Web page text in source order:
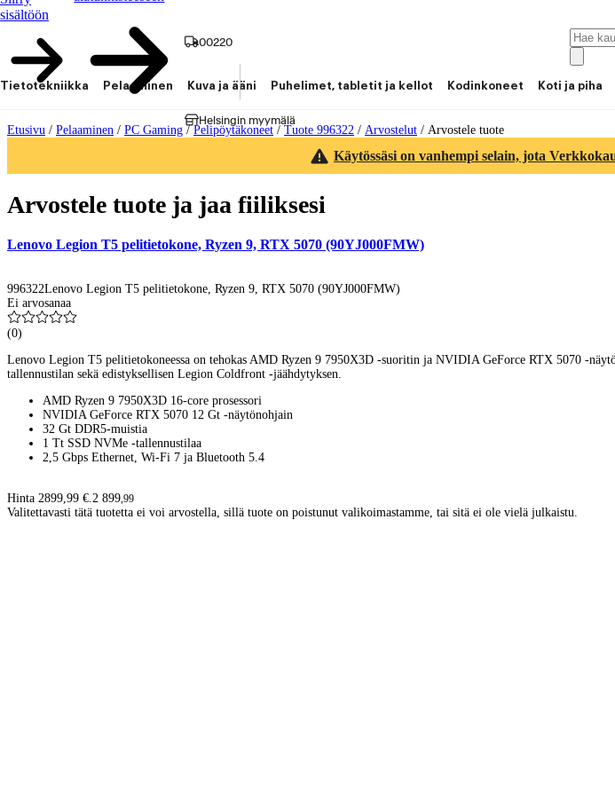
sisältöön
00220
Helsingin myymälä
Tietotekniikka Pelaaminen Kuva ja ääni Puhelimet, tabletit ja kellot Kodinkoneet Koti ja piha
Etusivu / Pelaaminen / PC Gaming /Pelipöytäkoneet / Tuote 996322 / Arvostelut / Arvostele tuote
Käytössäsi on vanhempi selain, jota
Arvostele tuote ja jaa fiiliksesi
Lenovo Legion T5 pelitietokone, Ryzen 9, RTX 5070 (90YJ000FMW)
996322Lenovo Legion T5 pelitietokone, Ryzen 9, RTX 5070 (90YJ000FMW)
Ei arvosanaa
(0)
Lenovo Legion T5 pelitietokoneessa on tehokas AMD Ryzen 9 7950X3D -suoritin ja NVIDIA GeForce RTX 5070 -
tallennustilan sekä edistyksellisen Legion Coldfront -jäähdytyksen.
AMD Ryzen 9 7950X3D 16-core prosessori
NVIDIA GeForce RTX 5070 12 Gt -näytönohjain
32 Gt DDR5-muistia
1 Tt SSD NVMe -tallennustilaa
2,5 Gbps Ethernet, Wi-Fi 7 ja Bluetooth 5.4
Hinta 2899,99 €.2 899,99
Valitettavasti tätä tuotetta ei voi arvostella, sillä tuote on poistunut valikoimastamme, tai sitä ei ole vielä julkaistu.